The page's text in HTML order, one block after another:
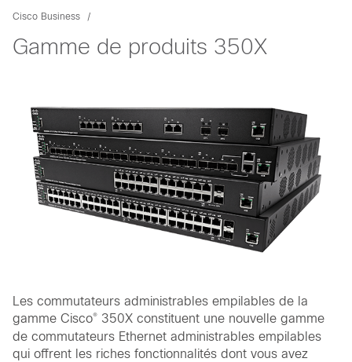
Cisco Business
Gamme de produits 350X
Les commutateurs administrables empilables de la
gamme Cisco® 350X constituent une nouvelle gamme
de commutateurs Ethernet administrables empilables
qui offrent les riches fonctionnalités dont vous avez